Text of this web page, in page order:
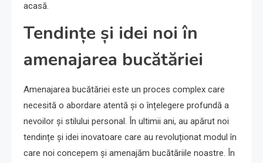
acasă.
Tendințe și idei noi în
amenajarea bucătăriei
Amenajarea bucătăriei este un proces complex care
necesită o abordare atentă și o înțelegere profundă a
nevoilor și stilului personal. În ultimii ani, au apărut noi
tendințe și idei inovatoare care au revoluționat modul în
care noi concepem și amenajăm bucătăriile noastre. În